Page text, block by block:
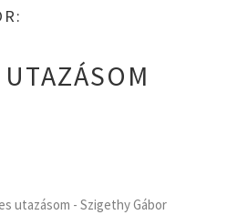
utazásom - Szigethy Gábor